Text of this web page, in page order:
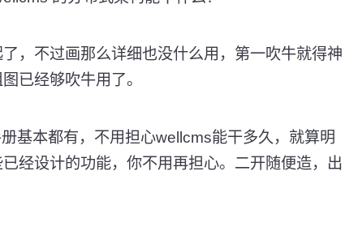
，不过画那么详细也没什么用，第一吹牛就得神
已经够吹牛用了。
基本都有，不用担心wellcms能干多久，就算明
经设计的功能，你不用再担心。二开随便造，出